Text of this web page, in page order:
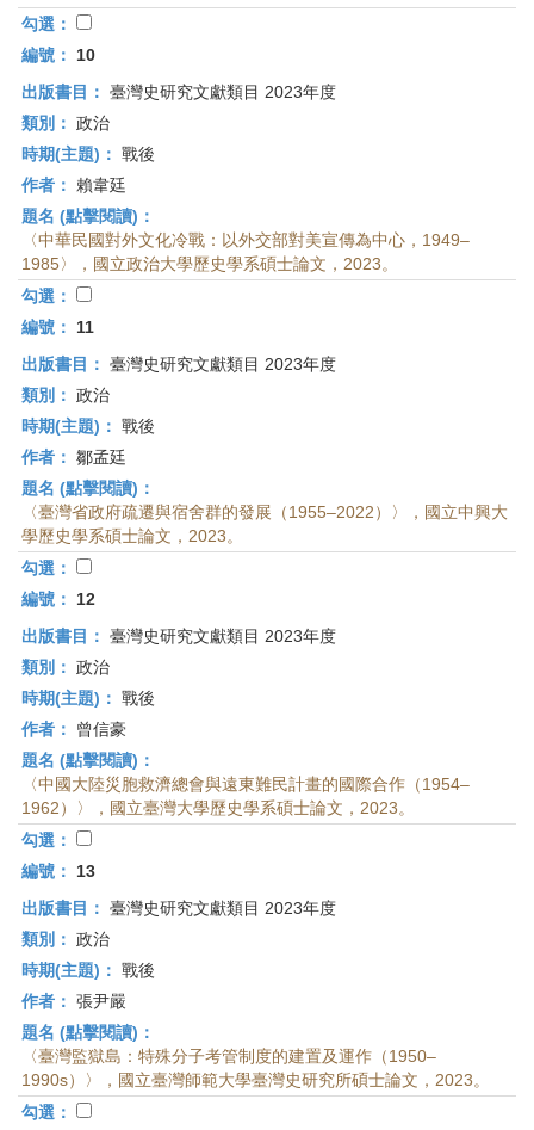
勾選：
編號：
10
出版書目： 臺灣史研究文獻類目 2023年度
類別： 政治
時期(主題)： 戰後
作者：
賴韋廷
題名 (點擊閱讀)：
〈中華民國對外文化冷戰：以外交部對美宣傳為中心，1949–
1985〉，國立政治大學歷史學系碩士論文，2023。
勾選：
編號：
11
出版書目： 臺灣史研究文獻類目 2023年度
類別： 政治
時期(主題)： 戰後
作者： 鄒孟廷
題名 (點擊閱讀)：
〈臺灣省政府疏遷與宿舍群的發展（1955–2022）〉，國立中興大
學歷史學系碩士論文，2023。
勾選：
編號：
12
出版書目： 臺灣史研究文獻類目 2023年度
類別： 政治
時期(主題)： 戰後
作者：
曾信豪
題名 (點擊閱讀)：
〈中國大陸災胞救濟總會與遠東難民計畫的國際合作（1954–
1962）〉，國立臺灣大學歷史學系碩士論文，2023。
勾選：
編號：
13
出版書目： 臺灣史研究文獻類目 2023年度
類別： 政治
時期(主題)： 戰後
作者： 張尹嚴
題名 (點擊閱讀)：
〈臺灣監獄島：特殊分子考管制度的建置及運作（1950–
1990s）〉，國立臺灣師範大學臺灣史研究所碩士論文，2023。
勾選：